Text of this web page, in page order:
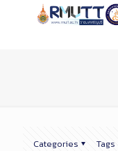
Categories Tags